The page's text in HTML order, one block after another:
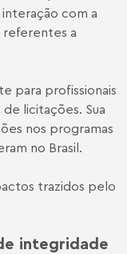
com a
referentes a
para profissionais
de licitações. Sua
nos programas
no Brasil.
trazidos pelo
integridade